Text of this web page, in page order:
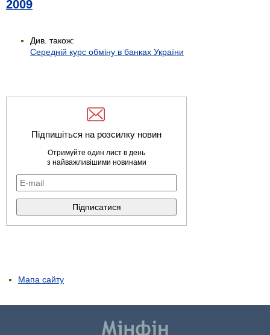
2009
Див. також:
Середній курс обміну в банках України
Підпишіться на розсилку новин
Отримуйте один лист в день
з найважливішими новинами
Мапа сайту